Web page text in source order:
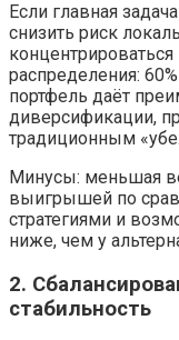
Если главная
снизить риск
распределения:
портфель даёт
диверсификации,
традиционным
Минусы: меньшая
выигрышей по
стратегиями и
ниже, чем у
2.
стабильность